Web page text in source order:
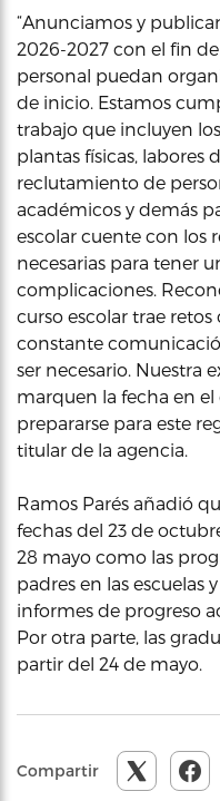
“Anunciamos y
2026-2027 con el fin
personal puedan
de inicio. Estamos
trabajo que incluyen
plantas físicas, labores
reclutamiento de
académicos y demás
escolar cuente con los
necesarias para tener
complicaciones.
curso escolar trae
constante
ser necesario. Nuestra
marquen la fecha en
prepararse para este
titular de la agencia.
Ramos Parés añadió
fechas del 23 de
28 mayo como las
padres en las escuelas
informes de progreso
Por otra parte, las
partir del 24 de mayo.
Compartir